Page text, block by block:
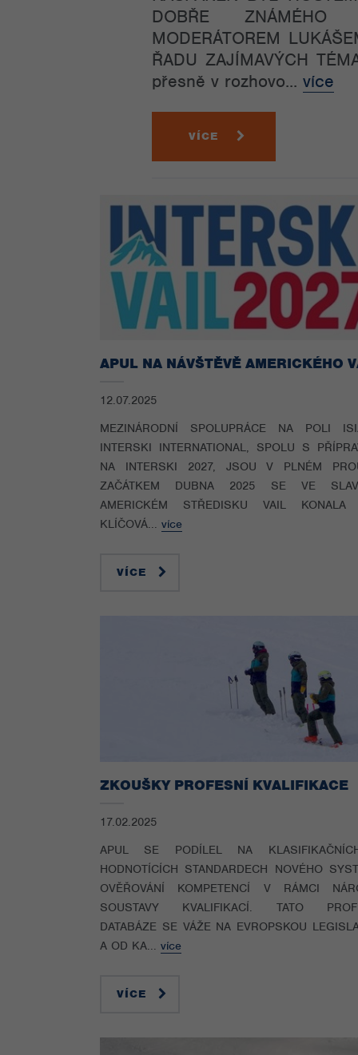
DOBŘE ZNÁMÉHO
MODERÁTOREM
ŘADU ZAJÍMAVÝCH
přesně v rozhovo... více
VÍCE
12.07.2025
MEZINÁRODNÍ SPOLUPRÁCE NA POLI
INTERSKI INTERNATIONAL, SPOLU S
NA INTERSKI 2027, JSOU V PLNÉM
ZAČÁTKEM DUBNA 2025 SE VE
AMERICKÉM STŘEDISKU VAIL KONALA
KLÍČOVÁ... více
VÍCE
ZKOUŠKY PROFESNÍ KVALIFIKACE
17.02.2025
APUL SE PODÍLEL NA
HODNOTÍCÍCH STANDARDECH NOVÉHO
OVĚŘOVÁNÍ KOMPETENCÍ V RÁMCI
SOUSTAVY KVALIFIKACÍ. TATO
DATABÁZE SE VÁŽE NA EVROPSKOU
A OD KA... více
VÍCE